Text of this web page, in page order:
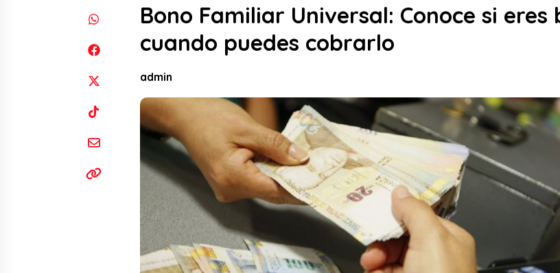
Bono Familiar Universal: Conoce si
cuando puedes cobrarlo
admin